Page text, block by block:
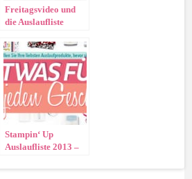
Freitagsvideo und
die Auslaufliste
Stampin‘ Up
Auslaufliste 2013 –
Gelegenheiten